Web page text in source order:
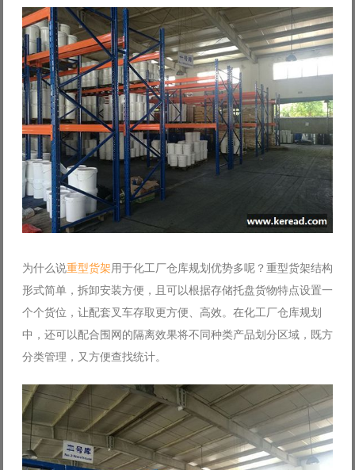
为什么说重型货架用于化工厂仓库规划优势多呢？重型货架结构
形式简单，拆卸安装方便，且可以根据存储托盘货物特点设置一
个个货位，让配套叉车存取更方便、高效。在化工厂仓库规划
中，还可以配合围网的隔离效果将不同种类产品划分区域，既方
分类管理，又方便查找统计。
Forgot your password?
Forgot your username?